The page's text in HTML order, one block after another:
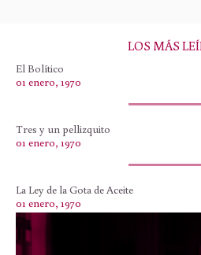
LOS MÁS
El Bolítico
01 enero, 1970
Tres y un pellizquito
01 enero, 1970
La Ley de la Gota de Aceite
01 enero, 1970